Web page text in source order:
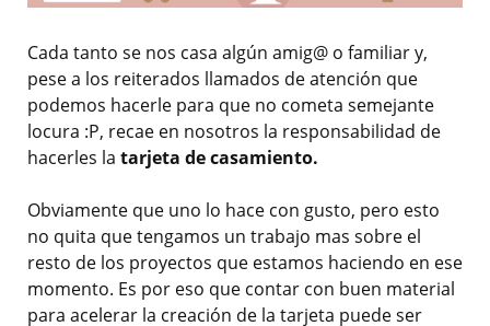
Cada tanto se nos casa algún amig@ o familiar y,
pese a los reiterados llamados de atención que
podemos hacerle para que no cometa semejante
locura :P, recae en nosotros la responsabilidad de
hacerles la tarjeta de casamiento.
Obviamente que uno lo hace con gusto, pero esto
no quita que tengamos un trabajo mas sobre el
resto de los proyectos que estamos haciendo en ese
momento. Es por eso que contar con buen material
para acelerar la creación de la tarjeta puede ser